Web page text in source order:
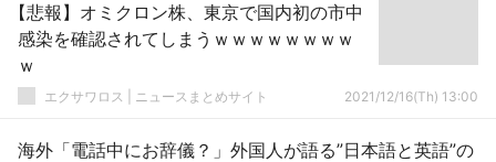
【悲報】オミクロン株、東京で国内初の市中
感染を確認されてしまうｗｗｗｗｗｗｗｗ
ｗ
エクサワロス | ニュースまとめサイト 2021/12/16(Th) 13:00
海外「電話中にお辞儀？」外国人が語る”日本語と英語”の